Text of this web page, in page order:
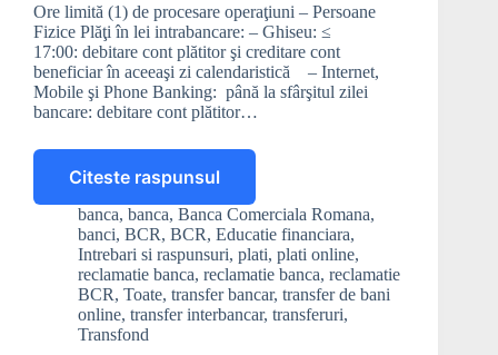
Ore limită (1) de procesare operaţiuni – Persoane
Fizice Plăţi în lei intrabancare: – Ghiseu: ≤
17:00: debitare cont plătitor şi creditare cont
beneficiar în aceeaşi zi calendaristică – Internet,
Mobile şi Phone Banking: până la sfârşitul zilei
bancare: debitare cont plătitor…
Citeste raspunsul
Orele
limita
de
procesare
a
platilor
si
transferurilor
banca, banca, Banca Comerciala Romana,
banci, BCR, BCR, Educatie financiara,
Intrebari si raspunsuri, plati, plati online,
reclamatie banca, reclamatie banca, reclamatie
BCR, Toate, transfer bancar, transfer de bani
online, transfer interbancar, transferuri,
Transfond